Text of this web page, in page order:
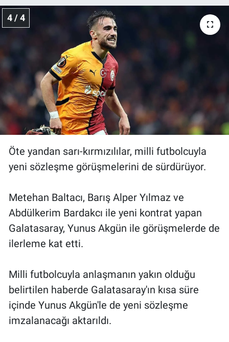
4 / 4
Öte yandan sarı-kırmızılılar, milli futbolcuyla
yeni sözleşme görüşmelerini de sürdürüyor.
Metehan Baltacı, Barış Alper Yılmaz ve
Abdülkerim Bardakcı ile yeni kontrat yapan
Galatasaray, Yunus Akgün ile görüşmelerde de
ilerleme kat etti.
Milli futbolcuyla anlaşmanın yakın olduğu
belirtilen haberde Galatasaray'ın kısa süre
içinde Yunus Akgün'le de yeni sözleşme
imzalanacağı aktarıldı.